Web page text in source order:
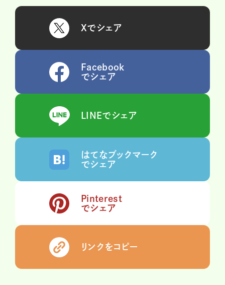
Xでシェア
Facebook
でシェア
LINEでシェア
はてなブックマーク
でシェア
Pinterest
でシェア
リンクをコピー